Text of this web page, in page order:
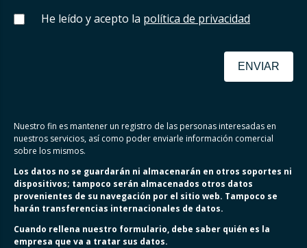
He leído y acepto la política de privacidad
Nuestro fin es mantener un registro de las personas interesadas en
nuestros servicios, así como poder enviarle información comercial
sobre los mismos.
Los datos no se guardarán ni almacenarán en otros soportes ni
dispositivos; tampoco serán almacenados otros datos
provenientes de su navegación por el sitio web. Tampoco se
harán transferencias internacionales de datos.
Cuando rellena nuestro formulario, debe saber quién es la
empresa que va a tratar sus datos.
ENVIAR